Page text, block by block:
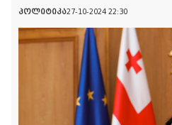
პოლიტიკა27-10-2024 22:30